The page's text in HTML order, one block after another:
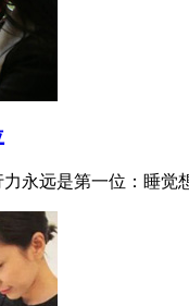
永远是第一位：睡觉